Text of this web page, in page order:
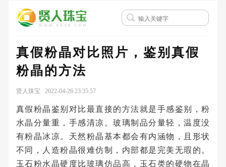
真假粉晶对比照片，鉴别真假
粉晶的方法
贤人珠宝 2022-04-26 23:35:57
真假粉晶鉴别对比最直接的方法就是手感鉴别，粉
水晶分量重，手感清凉。玻璃制品分量轻，温度没
有粉晶冰凉。天然粉晶基本都会有内涵物，且形状
不同，人造粉晶很难仿制，内部都是完美无瑕的。
玉石粉水晶硬度比玻璃仿品高，玉石类的硬物在晶